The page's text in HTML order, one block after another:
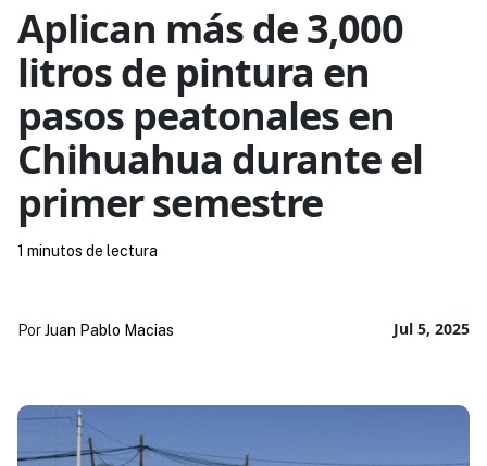
Aplican más de 3,000
litros de pintura en
pasos peatonales en
Chihuahua durante el
primer semestre
Jul 5, 2025
PorJuan Pablo Macias
1 minutos de lectura